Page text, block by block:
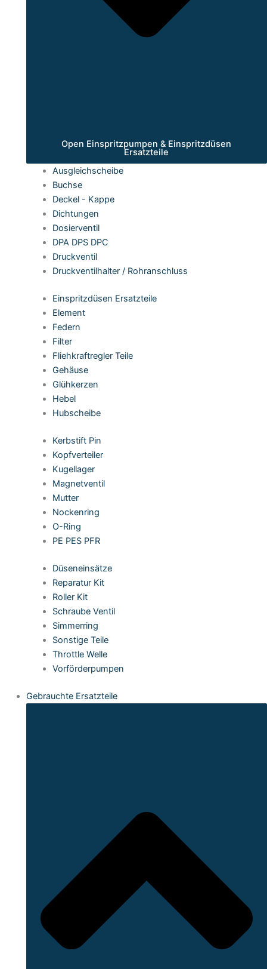
Open Einspritzpumpen & Einspritzdüsen
Ersatzteile
Ausgleichscheibe
Buchse
Deckel - Kappe
Dichtungen
Dosierventil
DPA DPS DPC
Druckventil
Druckventilhalter / Rohranschluss
Einspritzdüsen Ersatzteile
Element
Federn
Filter
Fliehkraftregler Teile
Gehäuse
Glühkerzen
Hebel
Hubscheibe
Kerbstift Pin
Kopfverteiler
Kugellager
Magnetventil
Mutter
Nockenring
O-Ring
PE PES PFR
Düseneinsätze
Reparatur Kit
Roller Kit
Schraube Ventil
Simmerring
Sonstige Teile
Throttle Welle
Vorförderpumpen
Gebrauchte Ersatzteile